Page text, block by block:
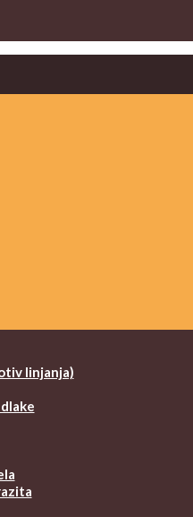
linjanja)